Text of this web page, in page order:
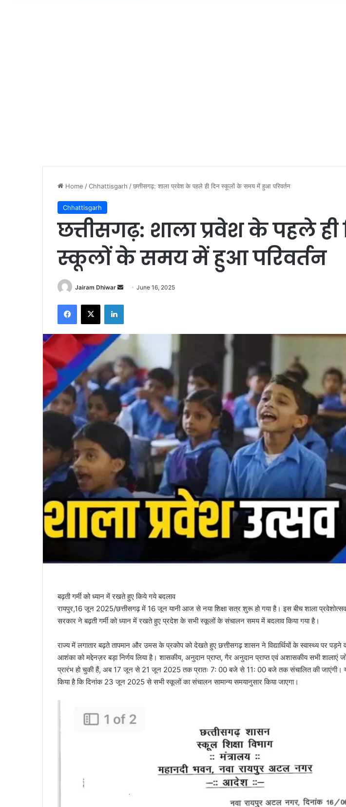
Home /Chhattisgarh /छत्तीसगढ़: शाला प्रवेश के पहले ही दिन स्कूलों के समय में हुआ परिवर्तन
Chhattisgarh
छत्तीसगढ़: शाला प्रवेश के पहले ही
स्कूलों के समय में हुआ परिवर्तन
Jairam Dhiwar
Send June 16, 2025
Facebook
X LinkedIn
बढ़ती गर्मी को ध्यान में रखते हुए किये गये बदलाव
रायपुर,16 जून 2025/छत्तीसगढ़ में 16 जून यानी आज से नया शिक्षा सत्र शुरू हो गया है। इस बीच शाला
सरकार ने बढ़ती गर्मी को ध्यान में रखते हुए प्रदेश के सभी स्कूलों के संचालन समय में बदलाव किया गया है।
राज्य में लगातार बढ़ते तापमान और उमस के प्रकोप को देखते हुए छत्तीसगढ़ शासन ने विद्यार्थियों के स्वास्थ्य पर पड़ने
आशंका को मद्देनज़र बड़ा निर्णय लिया है। शासकीय, अनुदान प्राप्त, गैर अनुदान प्राप्त एवं अशासकीय सभी
प्रारंभ हो चुकी हैं, अब 17 जून से 21 जून 2025 तक प्रातः 7: 00 बजे से 11: 00 बजे तक संचालित की जाएंगी।
किया है कि दिनांक 23 जून 2025 से सभी स्कूलों का संचालन सामान्य समयानुसार किया जाएगा।